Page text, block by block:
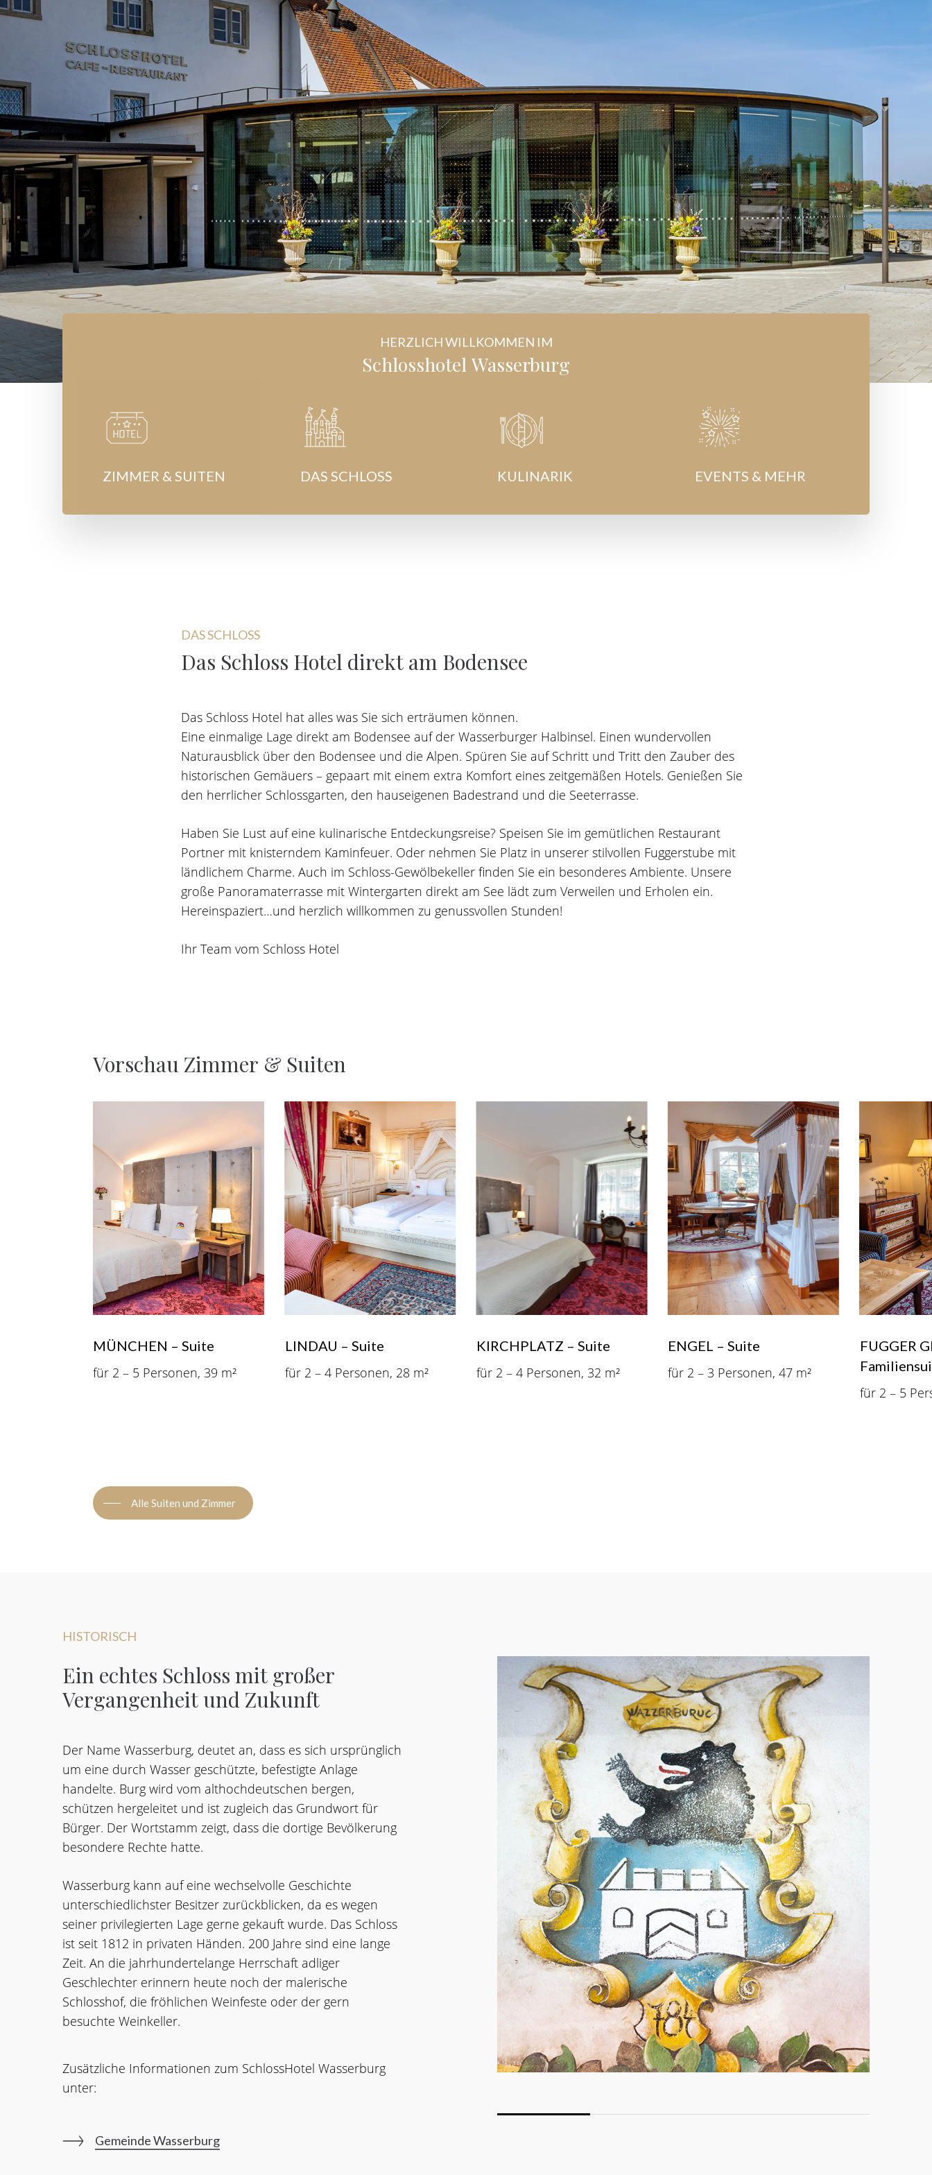
HERZLICH WILLKOMMEN IM
Schlosshotel Wasserburg
ZIMMER & SUITEN DAS SCHLOSS KULINARIK EVENTS & MEHR
DAS SCHLOSS
Das Schloss Hotel direkt am Bodensee
Das Schloss Hotel hat alles was Sie sich erträumen können.
Eine einmalige Lage direkt am Bodensee auf der Wasserburger Halbinsel. Einen wundervollen
Naturausblick über den Bodensee und die Alpen. Spüren Sie auf Schritt und Tritt den Zauber des
historischen Gemäuers – gepaart mit einem extra Komfort eines zeitgemäßen Hotels. Genießen Sie
den herrlicher Schlossgarten, den hauseigenen Badestrand und die Seeterrasse.
Haben Sie Lust auf eine kulinarische Entdeckungsreise? Speisen Sie im gemütlichen Restaurant
Portner mit knisterndem Kaminfeuer. Oder nehmen Sie Platz in unserer stilvollen Fuggerstube mit
ländlichem Charme. Auch im Schloss-Gewölbekeller finden Sie ein besonderes Ambiente. Unsere
große Panoramaterrasse mit Wintergarten direkt am See lädt zum Verweilen und Erholen ein.
Hereinspaziert…und herzlich willkommen zu genussvollen Stunden!
Ihr Team vom Schloss Hotel
Vorschau Zimmer & Suiten
MÜNCHEN – Suite
für 2 – 5 Personen, 39 m²
LINDAU – Suite
für 2 – 4 Personen, 28 m²
KIRCHPLATZ – Suite
für 2 – 4 Personen, 32 m²
ENGEL – Suite
für 2 – 3 Personen, 47 m²
FUGGER
für 2 – 5
Alle Suiten und Zimmer
HISTORISCH
Ein echtes Schloss mit großer
Vergangenheitund Zukunft
Der Name Wasserburg, deutet an, dass es sich ursprünglich
um eine durch Wasser geschützte, befestigte Anlage
handelte. Burg wird vom althochdeutschen bergen,
schützen hergeleitet und ist zugleich das Grundwort für
Bürger. Der Wortstamm zeigt, dass die dortige Bevölkerung
besondere Rechte hatte.
Wasserburg kann auf eine wechselvolle Geschichte
unterschiedlichster Besitzer zurückblicken, da es wegen
seiner privilegierten Lage gerne gekauft wurde. Das Schloss
ist seit 1812 in privaten Händen. 200 Jahre sind eine lange
Zeit. An die jahrhundertelange Herrschaft adliger
Geschlechter erinnern heute noch der malerische
Schlosshof, die fröhlichen Weinfeste oder der gern
besuchte Weinkeller.
Zusätzliche Informationen zum SchlossHotel Wasserburg
unter:
Gemeinde Wasserburg